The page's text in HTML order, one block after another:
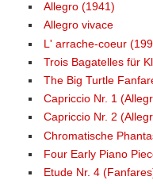
Allegro (1941)
Allegro vivace
L' arrache-coeur
Trois Bagatelles für
The Big Turtle
Capriccio Nr. 1
Capriccio Nr. 2
Chromatische
Four Early Piano
Etude Nr. 4